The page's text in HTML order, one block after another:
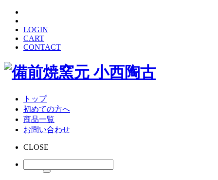
LOGIN
CART
CONTACT
トップ
初めての方へ
商品一覧
お問い合わせ
CLOSE